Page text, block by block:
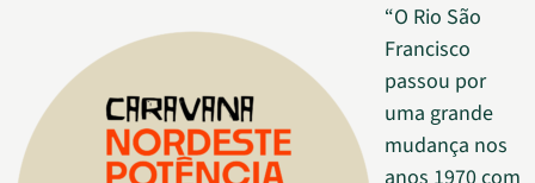
“O Rio São
Francisco
passou por
uma grande
mudança nos